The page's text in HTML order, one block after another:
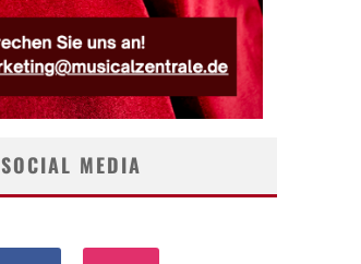
SOCIAL MEDIA